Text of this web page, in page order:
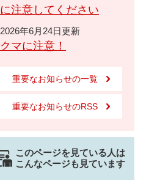
に注意してください
2026年6月24日更新
クマに注意！
重要なお知らせの一覧
重要なお知らせのRSS
このページを見ている人は
こんなページも見ています